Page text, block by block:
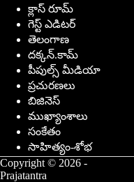
క్లాస్ రూమ్
గెస్ట్ ఎడిటర్
తెలంగాణ
దక్కన్.కామ్
పీపుల్స్ ‌మీడియా
ప్రచురణలు
బిజినెస్
ముఖ్యాంశాలు
సంకేతం
సాహిత్యం-శోభ
Copyright © 2026 -
Prajatantra